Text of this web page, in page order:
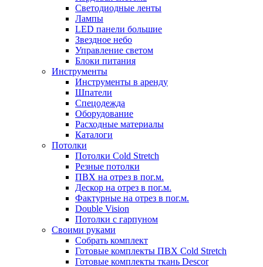
Светодиодные ленты
Лампы
LED панели большие
Звездное небо
Управление светом
Блоки питания
Инструменты
Инструменты в аренду
Шпатели
Спецодежда
Оборудование
Расходные материалы
Каталоги
Потолки
Потолки Cold Stretch
Резные потолки
ПВХ на отрез в пог.м.
Дескор на отрез в пог.м.
Фактурные на отрез в пог.м.
Double Vision
Потолки с гарпуном
Своими руками
Собрать комплект
Готовые комплекты ПВХ Cold Stretch
Готовые комплекты ткань Descor